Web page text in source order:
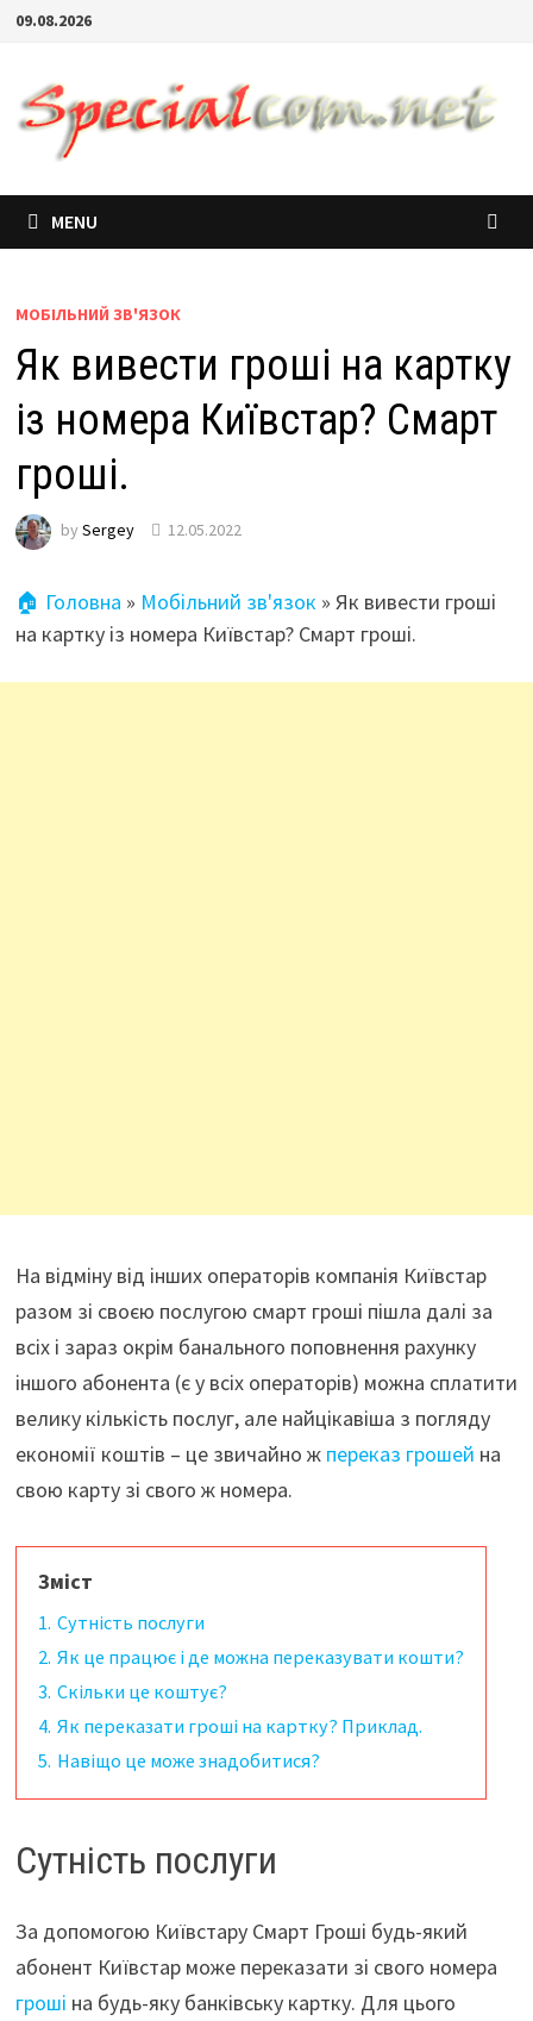
09.08.2026
MENU
МОБІЛЬНИЙ ЗВ'ЯЗОК
Як вивести гроші на картку
із номера Київстар? Смарт
гроші.
by Sergey 12.05.2022
🏠 Головна » Мобільний зв'язок » Як вивести гроші
на картку із номера Київстар? Смарт гроші.
На відміну від інших операторів компанія Київстар
разом зі своєю послугою смарт гроші пішла далі за
всіх і зараз окрім банального поповнення рахунку
іншого абонента (є у всіх операторів) можна сплатити
велику кількість послуг, але найцікавіша з погляду
економії коштів – це звичайно ж переказ грошей на
свою карту зі свого ж номера.
Зміст
1. Сутність послуги
2. Як це працює і де можна переказувати кошти?
3. Скільки це коштує?
4. Як переказати гроші на картку? Приклад.
5. Навіщо це може знадобитися?
Сутність послуги
За допомогою Київстару Смарт Гроші будь-який
абонент Київстар може переказати зі свого номера
гроші на будь-яку банківську картку. Для цього